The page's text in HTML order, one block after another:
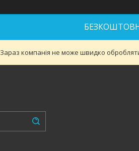
Зараз компанія не може швидко